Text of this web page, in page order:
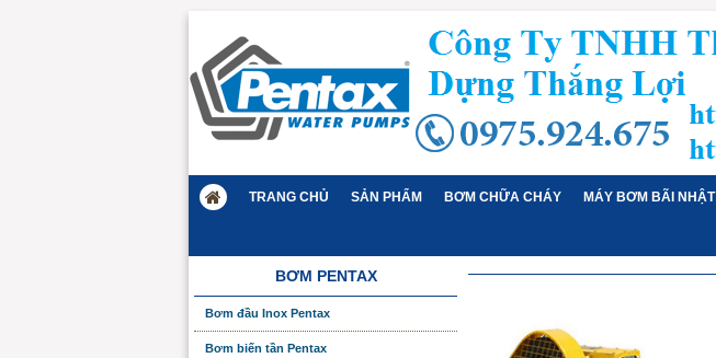
TRANG CHỦ SẢN PHẨM BƠM CHỮA CHÁY MÁY BƠM BÃI NHẬT
BƠM PENTAX
Bơm đầu Inox Pentax
Bơm biến tần Pentax